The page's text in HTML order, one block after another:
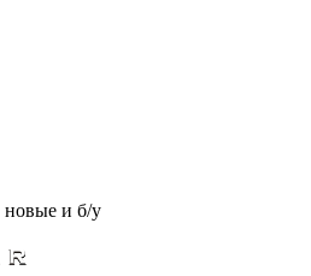
новые и б/у